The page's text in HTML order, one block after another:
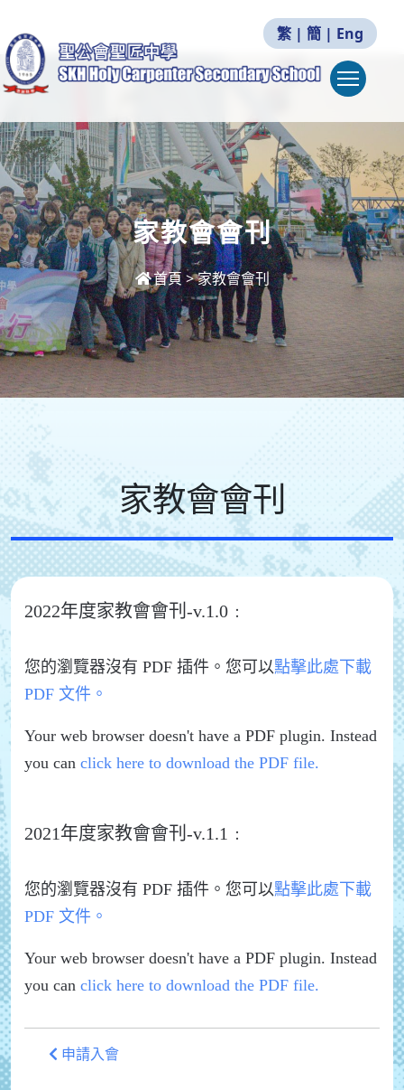
繁 | 簡 | Eng
家教會會刊
首頁>家教會會刊
家教會會刊
2022年度家教會會刊-v.1.0﹕
您的瀏覽器沒有 PDF 插件。您可以點擊此處下載
PDF 文件。
Your web browser doesn't have a PDF plugin. Instead
you can click here to download the PDF file.
2021年度家教會會刊-v.1.1﹕
您的瀏覽器沒有 PDF 插件。您可以點擊此處下載
PDF 文件。
Your web browser doesn't have a PDF plugin. Instead
you can click here to download the PDF file.
申請入會